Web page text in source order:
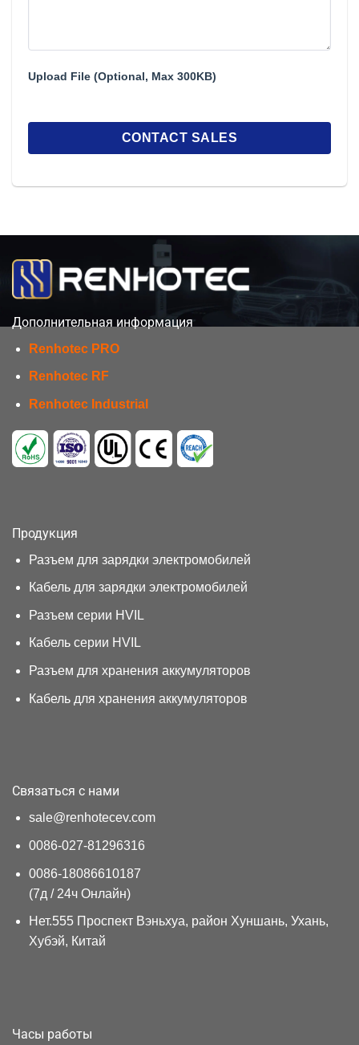
Upload File (Optional, Max 300KB)
Дополнительная информация
Renhotec PRO
Renhotec RF
Renhotec Industrial
Продукция
Разъем для зарядки электромобилей
Кабель для зарядки электромобилей
Разъем серии HVIL
Кабель серии HVIL
Разъем для хранения аккумуляторов
Кабель для хранения аккумуляторов
Связаться с нами
sale@renhotecev.com
0086-027-81296316
0086-18086610187
(7д / 24ч Онлайн)
Нет.555 Проспект Вэньхуа, район Хуншань, Ухань,
Хубэй, Китай
Часы работы